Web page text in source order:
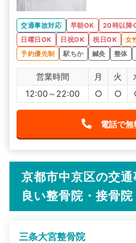
交通事故対応 早朝OK 20時以降
日曜日OK
日祝OK 祝日OK 女
予約優先制
駅ちか 鍼灸 整体
営業時間 月 火
12:00～22:00
○ ○
電話で無
京都市中京区の交
良い整骨院・接骨院
三条大宮整骨院